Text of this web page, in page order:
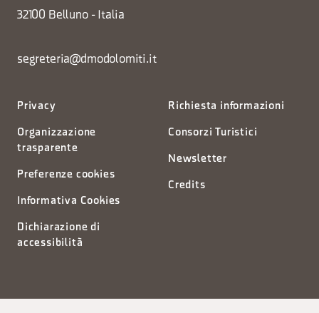
32100 Belluno - Italia
segreteria@dmodolomiti.it
Privacy
Organizzazione
trasparente
Preferenze cookies
Informativa Cookies
Dichiarazione di
accessibilità
Richiesta informazioni
Consorzi Turistici
Newsletter
Credits